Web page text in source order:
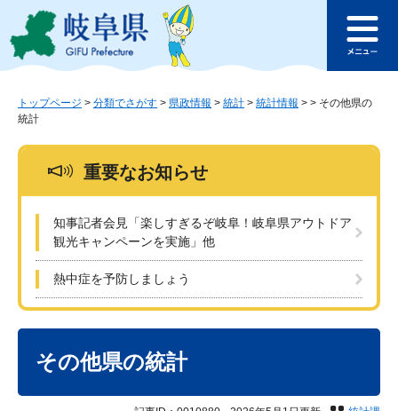
ジ
ュ
このページの本文へ
ュ
トップページ > 分類でさがす > 県政情報 > 統計 > 統計情報 > > その他県の
統計
重要なお知らせ
知事記者会見「楽しすぎるぞ岐阜！岐阜県アウトドア
観光キャンペーンを実施」他
熱中症を予防しましょう
その他県の統計